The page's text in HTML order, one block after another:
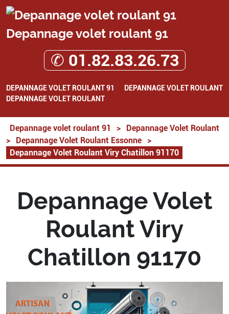
Depannage volet roulant 91
✆ 01.82.83.26.73
DEPANNAGE VOLET ROULANT 91
DEPANNAGE VOLET ROULANT
DEPANNAGE VOLET ROULANT
Depannage volet roulant 91 >
Depannage Volet Roulant
>
Depannage Volet Roulant Essonne
>
Depannage Volet Roulant Viry Chatillon 91170
Depannage Volet
Roulant Viry
Chatillon 91170